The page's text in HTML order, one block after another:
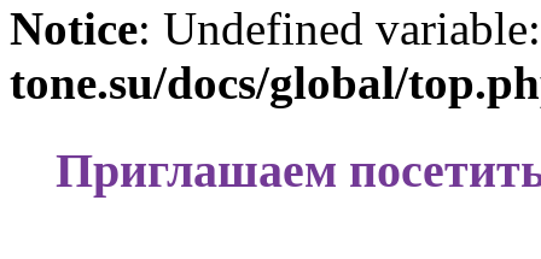
Notice: Undefined
tone.su/docs/global/
Приглашаем